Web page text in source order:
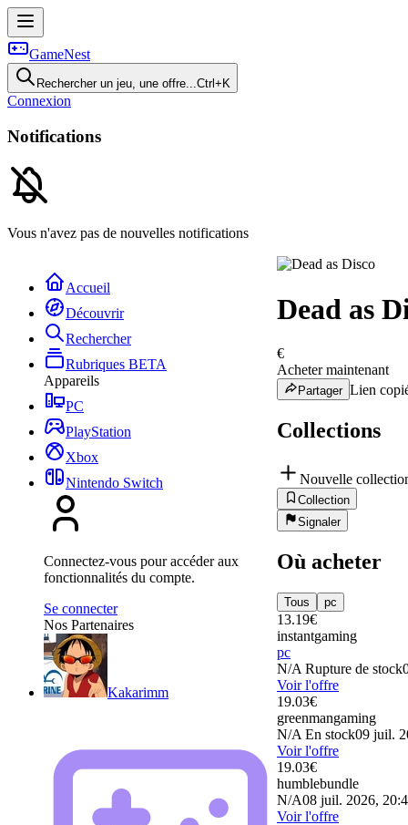
GameNest
Rechercher un jeu, une offre...Ctrl+K
Connexion
Notifications
Vous n'avez pas de nouvelles notifications
Accueil
Découvrir
Rechercher
Rubriques BETA
Appareils
PC
PlayStation
Xbox
Nintendo Switch
Connectez-vous pour accéder aux
fonctionnalités du compte.
Se connecter
Nos Partenaires
Kakarimm
Dead as
€
Acheter maintenant
Partager Lien
Collections
Nouvelle
Collection
Signaler
Où acheter
Tous pc
13.19€
instantgaming
pc
N/A Rupture de stock
Voir l'offre
19.03€
greenmangaming
N/A En stock09 juil.
Voir l'offre
19.03€
humblebundle
N/A08 juil. 2026,
Voir l'offre